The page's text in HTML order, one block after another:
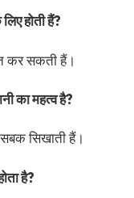
होती हैं?
कर सकती हैं।
का महत्व है?
सिखाती हैं।
है?